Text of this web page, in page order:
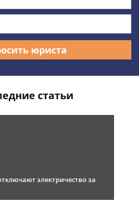
юриста
статьи
электричество за